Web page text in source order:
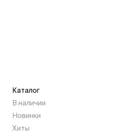
Каталог
В наличии
Новинки
Хиты